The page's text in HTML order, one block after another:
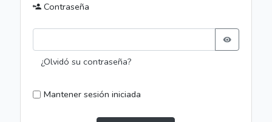
Contraseña
¿Olvidó su contraseña?
Mantener sesión iniciada